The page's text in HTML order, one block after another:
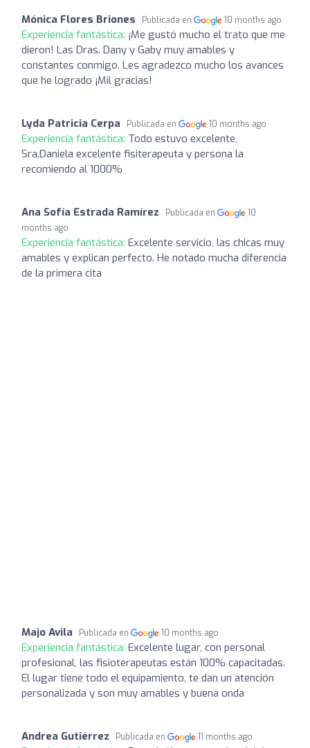
Mónica Flores Briones Publicada en 10 months ago
Experiencia fantástica: ¡Me gustó mucho el trato que me
dieron! Las Dras. Dany y Gaby muy amables y
constantes conmigo. Les agradezco mucho los avances
que he logrado ¡Mil gracias!
Lyda Patricia Cerpa Publicada en 10 months ago
Experiencia fantástica: Todo estuvo excelente,
Sra.Daniela excelente fisiterapeuta y persona la
recomiendo al 1000%
Ana Sofía Estrada Ramírez Publicada en
10
months ago
Experiencia fantástica: Excelente servicio, las chicas muy
amables y explican perfecto. He notado mucha diferencia
de la primera cita
Majo Avila Publicada en 10 months ago
Experiencia fantástica: Excelente lugar, con personal
profesional, las fisioterapeutas están 100% capacitadas.
El lugar tiene todo el equipamiento, te dan un atención
personalizada y son muy amables y buena onda
Andrea Gutiérrez Publicada en 11 months ago